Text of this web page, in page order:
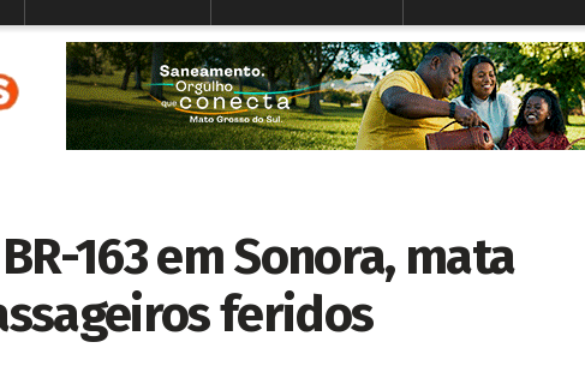
163 em Sonora, mata
feridos